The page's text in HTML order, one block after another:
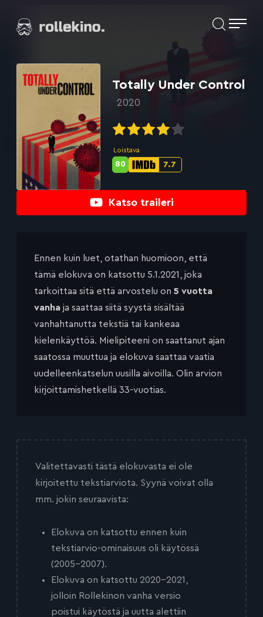
suoraan
Elokuvat ja elokuva-arviot | Rollekino.fi
jälkeen.
Katso traileri
Totally Under Control
2020
Loistava
IMDb-
7.7
Metascore-
80
Ennen kuin luet, otathan huomioon, että
tämä elokuva on katsottu 5.1.2021, joka
tarkoittaa sitä että arvostelu on 5 vuotta
vanha ja saattaa siitä syystä sisältää
vanhahtanutta tekstiä tai kankeaa
kielenkäyttöä. Mielipiteeni on saattanut ajan
saatossa muuttua ja elokuva saattaa vaatia
uudelleenkatselun uusilla aivoilla. Olin arvion
kirjoittamishetkellä 33-vuotias.
Valitettavasti tästä elokuvasta ei ole
kirjoitettu tekstiarviota. Syynä voivat olla
mm. jokin seuraavista:
Elokuva on katsottu ennen kuin
tekstiarvio-ominaisuus oli käytössä
(2005-2007).
Elokuva on katsottu 2020-2021,
jolloin Rollekinon vanha versio
poistui käytöstä ja uutta alettiin